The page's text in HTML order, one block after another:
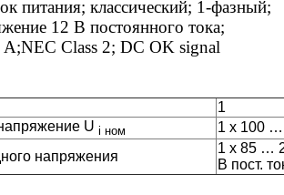
питания; классический; 1-фазный;
12 В постоянного тока;
А;NEC Class 2; DC OK signal
1
U i ном
1 х 100 …
напряжения
1 х 85 …
В пост.